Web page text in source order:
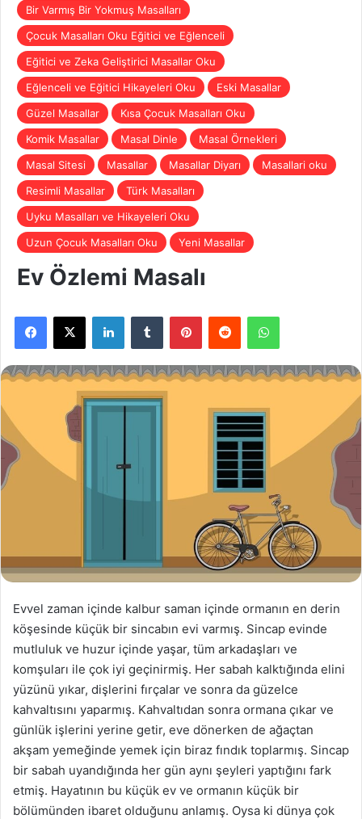
Bir Varmış Bir Yokmuş Masalları
Çocuk Masalları Oku Eğitici ve Eğlenceli
Eğitici ve Zeka Geliştirici Masallar Oku
Eğlenceli ve Eğitici Hikayeleri Oku
Eski Masallar
Güzel Masallar
Kısa Çocuk Masalları Oku
Komik Masallar
Masal Dinle
Masal Örnekleri
Masal Sitesi
Masallar Masallar Diyarı
Masallari oku
Resimli Masallar
Türk Masalları
Uyku Masalları ve Hikayeleri Oku
Uzun Çocuk Masalları Oku
Yeni Masallar
Ev Özlemi Masalı
Facebook
X LinkedInTumblr PinterestReddit WhatsApp
Evvel zaman içinde kalbur saman içinde ormanın en derin
köşesinde küçük bir sincabın evi varmış. Sincap evinde
mutluluk ve huzur içinde yaşar, tüm arkadaşları ve
komşuları ile çok iyi geçinirmiş. Her sabah kalktığında elini
yüzünü yıkar, dişlerini fırçalar ve sonra da güzelce
kahvaltısını yaparmış. Kahvaltıdan sonra ormana çıkar ve
günlük işlerini yerine getir, eve dönerken de ağaçtan
akşam yemeğinde yemek için biraz fındık toplarmış. Sincap
bir sabah uyandığında her gün aynı şeyleri yaptığını fark
etmiş. Hayatının bu küçük ev ve ormanın küçük bir
bölümünden ibaret olduğunu anlamış. Oysa ki dünya çok